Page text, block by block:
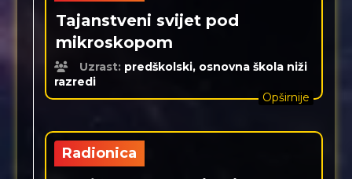
Tajanstveni svijet pod
mikroskopom
Uzrast: predškolski, osnovna škola niži
razredi
Opširnije
Radionica